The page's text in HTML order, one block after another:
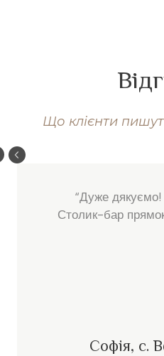
Що клієнти
“Дуже
Столик-бар
Софія, с.